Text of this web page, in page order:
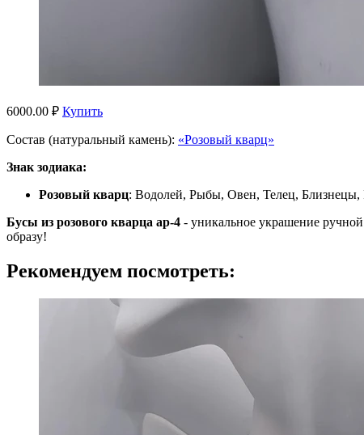
6000.00 ₽ Купить
Состав (натуральный камень): «Розовый кварц»
Знак зодиака:
Розовый кварц: Водолей, Рыбы, Овен, Телец, Близнецы,
Бусы из розового кварца ар-4 - уникальное украшение
образу!
Рекомендуем посмотреть: